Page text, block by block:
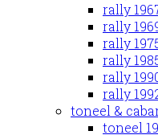
rally
rally
rally
rally
rally
rally
toneel &
toneel